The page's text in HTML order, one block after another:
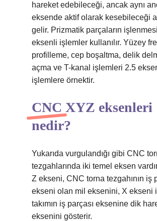
hareket edebileceği, ancak aynı
eksende aktif olarak kesebileceği
gelir. Prizmatik parçaların
eksenli işlemler kullanılır. Yüzey
profilleme, cep boşaltma, delik
açma ve T-kanal işlemleri 2.5
işlemlere örnektir.
CNC XYZ eksenleri
nedir?
Yukarıda vurgulandığı gibi CNC
tezgahlarında iki temel eksen
Z ekseni, CNC torna tezgahının iş
ekseni olan mil eksenini, X ekseni
takımın iş parçası eksenine dik
eksenini gösterir.